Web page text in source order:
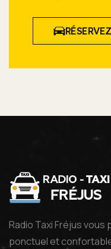
Radio Taxi Fréjus
ponctuel et